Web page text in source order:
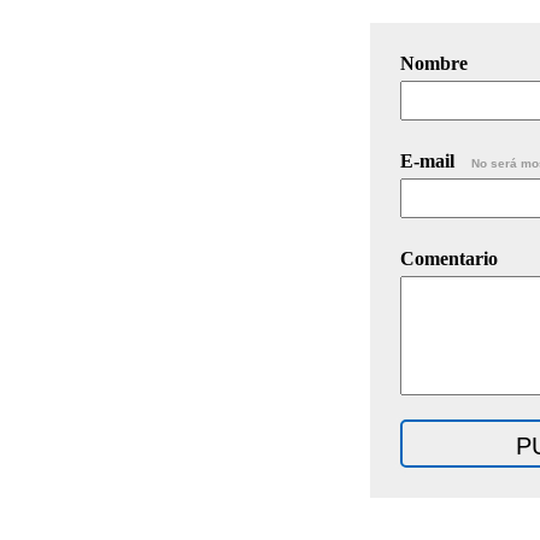
Nombre
E-mail No será
Comentario